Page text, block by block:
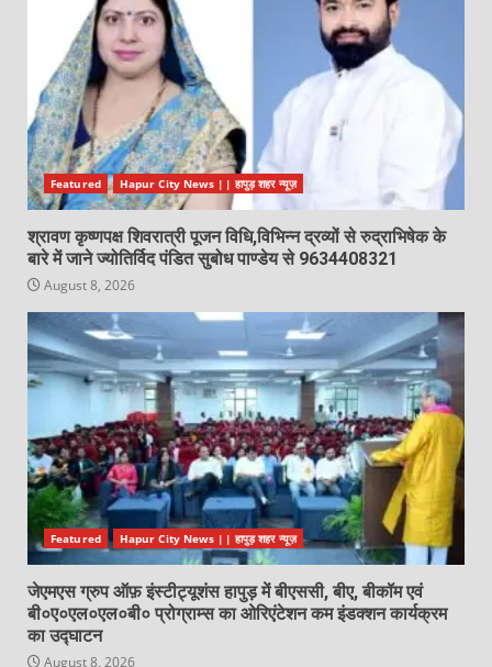
Featured Hapur City News || हापुड़ शहर न्यूज़
श्रावण कृष्णपक्ष शिवरात्री पूजन विधि,विभिन्न द्रव्यों से रुद्राभिषेक के
बारे में जाने ज्योतिर्विद पंडित सुबोध पाण्डेय से 9634408321
August 8, 2026
Featured Hapur City News || हापुड़ शहर न्यूज़
जेएमएस ग्रुप ऑफ़ इंस्टीट्यूशंस हापुड़ में बीएससी, बीए, बीकॉम एवं
बी०ए०एल०एल०बी० प्रोग्राम्स का ओरिएंटेशन कम इंडक्शन कार्यक्रम
का उद्घाटन
August 8, 2026